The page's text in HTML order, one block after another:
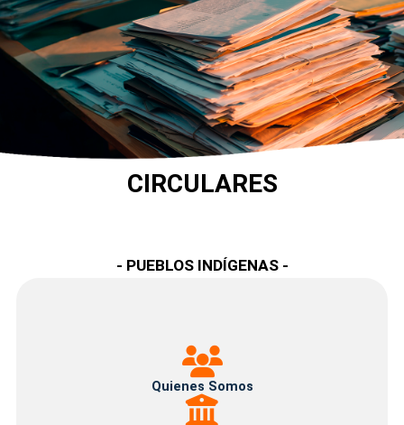
CIRCULARES
- PUEBLOS INDÍGENAS -
Somos
Quienes Somos
Jurisprudencia